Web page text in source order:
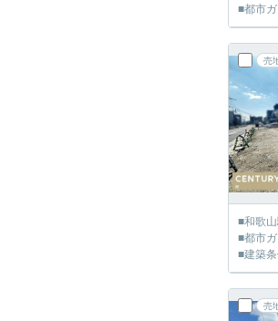
■都市
売
■和歌
■都市
■建築
売